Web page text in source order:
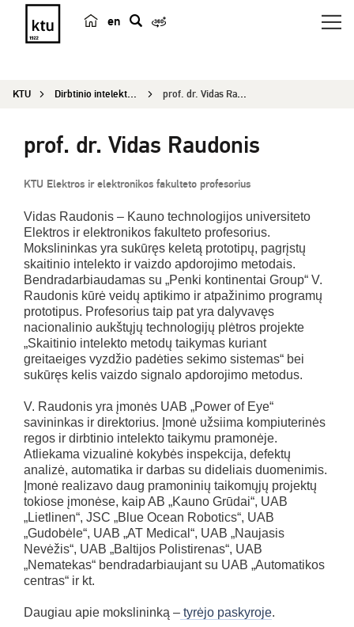
en
e
k
a
KTU Dirbtinio intelekto kompetencijų centras prof. dr. Vidas Raudonis
prof. dr. Vidas Raudonis
KTU Elektros ir elektronikos fakulteto profesorius
Vidas Raudonis – Kauno technologijos universiteto
Elektros ir elektronikos fakulteto profesorius.
Mokslininkas yra sukūręs keletą prototipų, pagrįstų
skaitinio intelekto ir vaizdo apdorojimo metodais.
Bendradarbiaudamas su „Penki kontinentai Group“ V.
Raudonis kūrė veidų aptikimo ir atpažinimo programų
prototipus. Profesorius taip pat yra dalyvavęs
nacionalinio aukštųjų technologijų plėtros projekte
„Skaitinio intelekto metodų taikymas kuriant
greitaeiges vyzdžio padėties sekimo sistemas“ bei
sukūręs kelis vaizdo signalo apdorojimo metodus.
V. Raudonis yra įmonės UAB „Power of Eye“
savininkas ir direktorius. Įmonė užsiima kompiuterinės
regos ir dirbtinio intelekto taikymu pramonėje.
Atliekama vizualinė kokybės inspekcija, defektų
analizė, automatika ir darbas su dideliais duomenimis.
Įmonė realizavo daug pramoninių taikomųjų projektų
tokiose įmonėse, kaip AB „Kauno Grūdai“, UAB
„Lietlinen“, JSC „Blue Ocean Robotics“, UAB
„Gudobėle“, UAB „AT Medical“, UAB „Naujasis
Nevėžis“, UAB „Baltijos Polistirenas“, UAB
„Nematekas“ bendradarbiaujant su UAB „Automatikos
centras“ ir kt.
Daugiau apie mokslininką – tyrėjo paskyroje.